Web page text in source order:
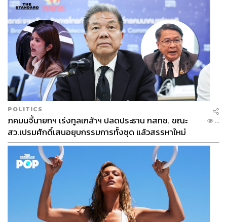
POLITICS
ภคมนจี้นายกฯ เร่งทูลเกล้าฯ ปลดประธาน กสทช. ขณะ
สว.เปรมศักดิ์เสนอยุบกรรมการทั้งชุด แล้วสรรหาใหม่
...